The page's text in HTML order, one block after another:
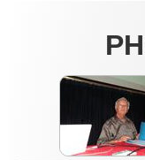
photos▼
contact